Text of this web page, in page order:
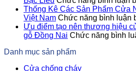
thắc
mắc
cửa
nhựa
gỗ
Thống Kê Các Sản Phẩm Cửa
Việt Nam Chức năng bình luận
Ưu điểm tạo nên thương hiệu
gỗ Đồng Nai Chức năng bình
Danh mục sản phẩm
Cửa chống cháy